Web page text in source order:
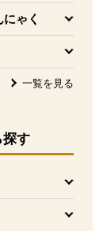
ゃく
一覧を見る
探す